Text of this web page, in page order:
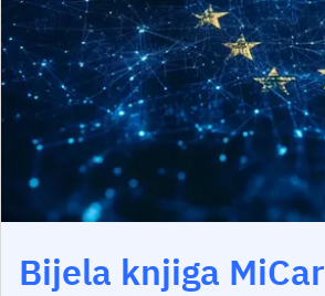
Bijela knjiga MiCar